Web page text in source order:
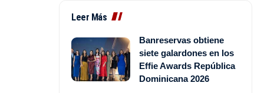
Leer Más
Banreservas obtiene
siete galardones en los
Effie Awards República
Dominicana 2026